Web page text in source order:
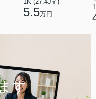
1K (27.40㎡)
5.5万円
す